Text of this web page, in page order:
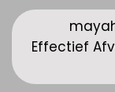
Effectief